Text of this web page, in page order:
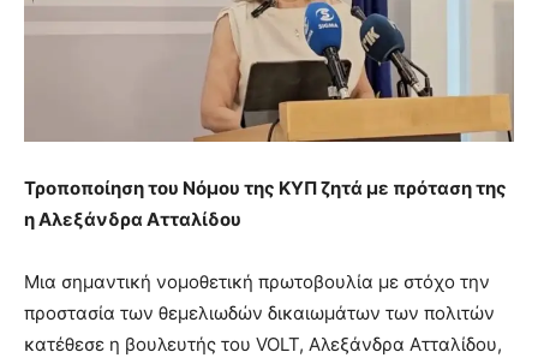
Τροποποίηση του Νόμου της ΚΥΠ ζητά με πρόταση της
η Αλεξάνδρα Ατταλίδου
Μια σημαντική νομοθετική πρωτοβουλία με στόχο την
προστασία των θεμελιωδών δικαιωμάτων των πολιτών
κατέθεσε η βουλευτής του VOLT, Αλεξάνδρα Ατταλίδου,